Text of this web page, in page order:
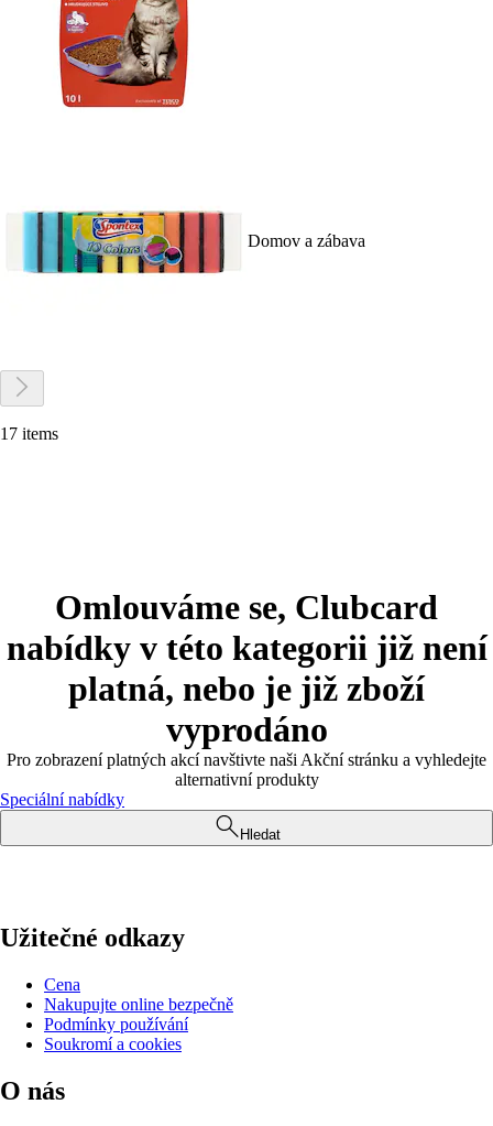
Domov a zábava
17 items
Omlouváme se, Clubcard
nabídky v této kategorii již není
platná, nebo je již zboží
vyprodáno
Pro zobrazení platných akcí navštivte naši Akční stránku a vyhledejte
alternativní produkty
Speciální nabídky
Hledat
Užitečné odkazy
Cena
Nakupujte online bezpečně
Podmínky používání
Soukromí a cookies
O nás